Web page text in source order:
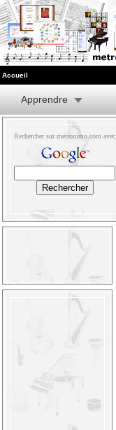
Accueil
Apprendre
Rechercher sur metronimo.com avec